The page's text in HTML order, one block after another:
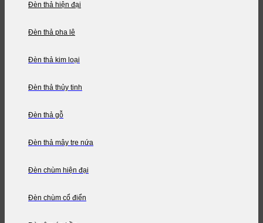
Đèn thả hiện đại
Đèn thả pha lê
Đèn thả kim loại
Đèn thả thủy tinh
Đèn thả gỗ
Đèn thả mây tre nứa
Đèn chùm hiện đại
Đèn chùm cổ điển